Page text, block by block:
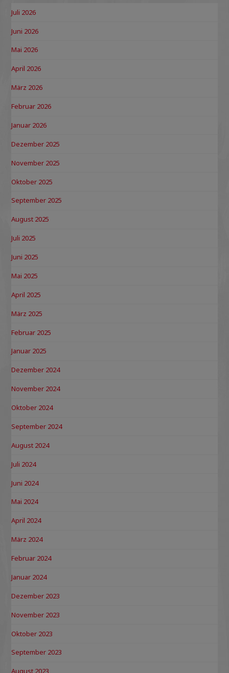
Juli 2026
Juni 2026
Mai 2026
April 2026
März 2026
Februar 2026
Januar 2026
Dezember 2025
November 2025
Oktober 2025
September 2025
August 2025
Juli 2025
Juni 2025
Mai 2025
April 2025
März 2025
Februar 2025
Januar 2025
Dezember 2024
November 2024
Oktober 2024
September 2024
August 2024
Juli 2024
Juni 2024
Mai 2024
April 2024
März 2024
Februar 2024
Januar 2024
Dezember 2023
November 2023
Oktober 2023
September 2023
August 2023